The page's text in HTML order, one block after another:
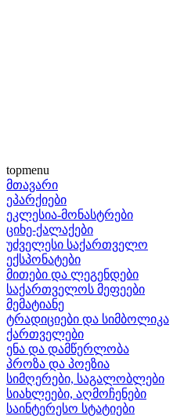
topmenu
მთავარი
ეპარქიები
ეკლესია-მონასტრები
ციხე-ქალაქები
უძველესი საქართველო
ექსპონატები
მითები და ლეგენდები
საქართველოს მეფეები
მემატიანე
ტრადიციები და სიმბოლიკა
ქართველები
ენა და დამწერლობა
პროზა და პოეზია
სიმღერები, საგალობლები
სიახლეები, აღმოჩენები
საინტერესო სტატიები